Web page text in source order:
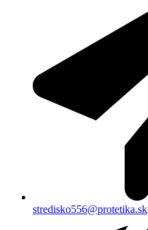
stredisko556@protetika.sk